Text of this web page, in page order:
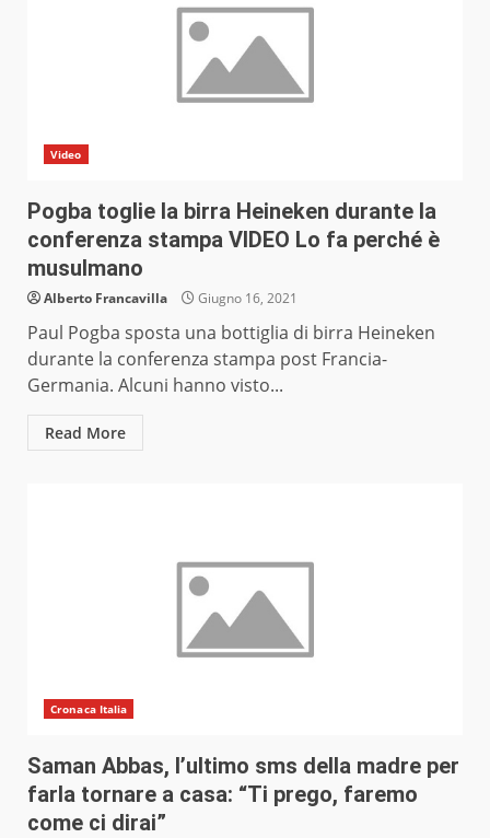
Video
Pogba toglie la birra Heineken durante la
conferenza stampa VIDEO Lo fa perché è
musulmano
Alberto Francavilla Giugno 16, 2021
Paul Pogba sposta una bottiglia di birra Heineken
durante la conferenza stampa post Francia-
Germania. Alcuni hanno visto...
Read More
Cronaca Italia
Saman Abbas, l’ultimo sms della madre per
farla tornare a casa: “Ti prego, faremo
come ci dirai”